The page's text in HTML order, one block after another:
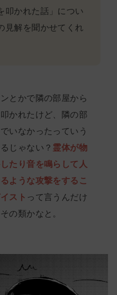
叩かれた話」につい
見解を聞かせてくれ
とかで隣の部屋から
かれたけど、隣の部
いなかったっていう
じゃない？ 霊体が物
たり音を鳴らして人
ような攻撃をするこ
スト って言うんだけ
の類かなと。